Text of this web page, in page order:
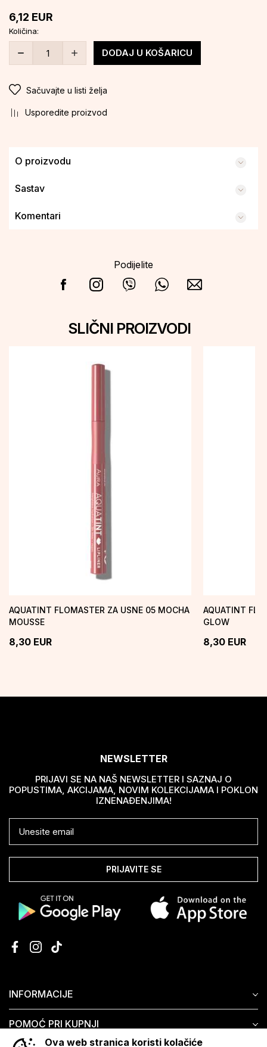
6,12 EUR
Količina:
DODAJ U KOŠARICU
Sačuvajte u listi želja
Usporedite proizvod
O proizvodu
Sastav
Komentari
Podijelite
SLIČNI PROIZVODI
AQUATINT FLOMASTER ZA USNE 05 MOCHA
MOUSSE
8,30 EUR
AQUATINT
GLOW
8,30 EUR
INFORMACIJE
POMOĆ PRI KUPNJI
NEWSLETTER
PRIJAVI SE NA NAŠ NEWSLETTER I SAZNAJ O
POPUSTIMA, AKCIJAMA, NOVIM KOLEKCIJAMA I POKLON
IZNENAĐENJIMA!
PRIJAVITE SE
Ova web stranica koristi kolačiće